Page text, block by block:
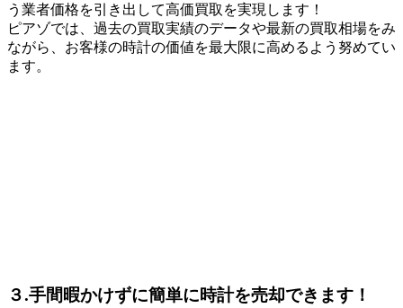
う業者価格を引き出して高価買取を実現します！
ピアゾでは、過去の買取実績のデータや最新の買取相場をみ
ながら、お客様の時計の価値を最大限に高めるよう努めてい
ます。
３.手間暇かけずに簡単に時計を売却できます！